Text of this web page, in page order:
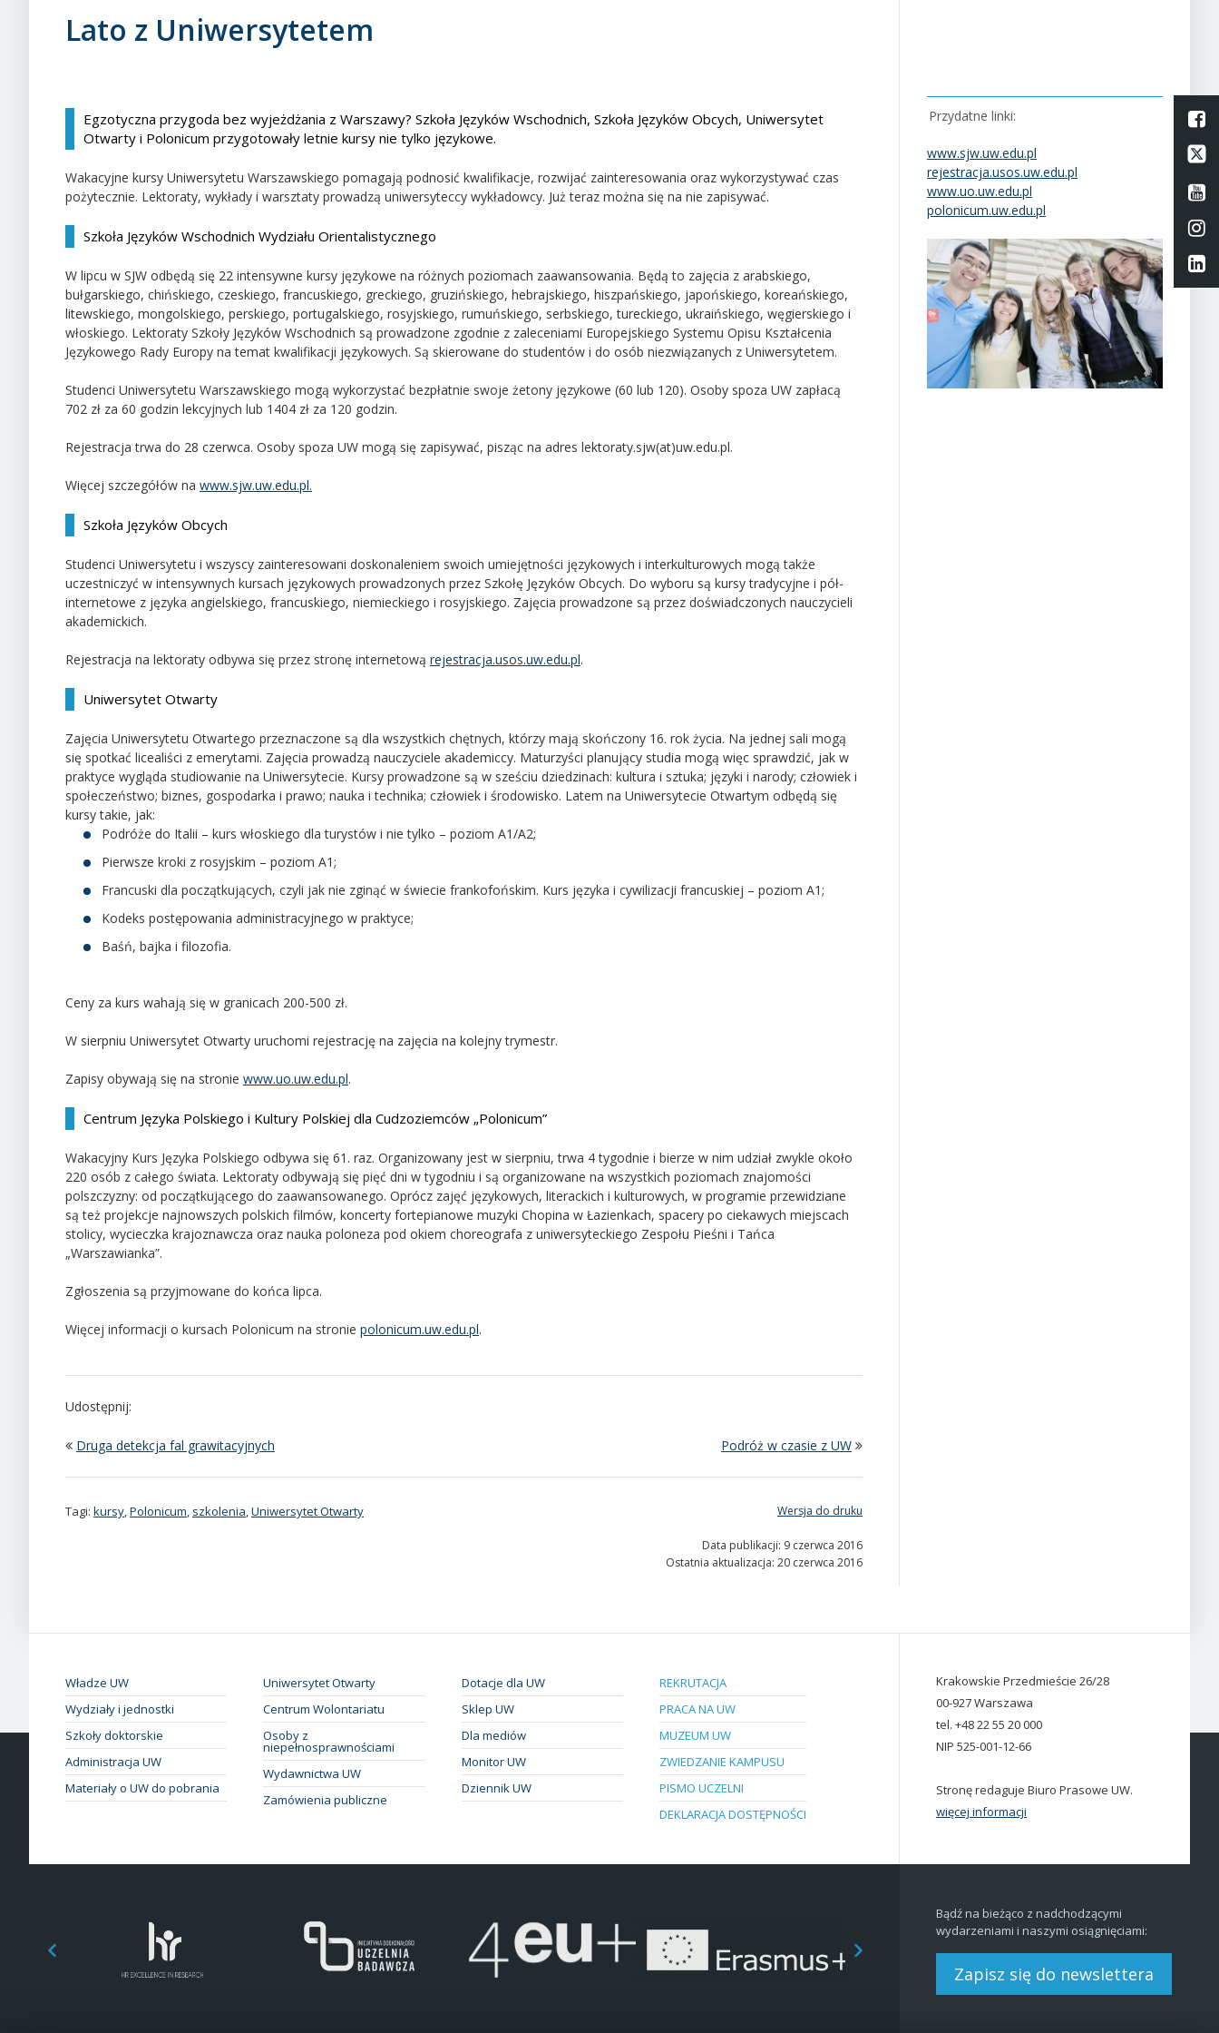
Lato z Uniwersytetem
Egzotyczna przygoda bez wyjeżdżania z Warszawy? Szkoła Języków Wschodnich, Szkoła Języków Obcych, Uniwersytet
Otwarty i Polonicum przygotowały letnie kursy nie tylko językowe.
Wakacyjne kursy Uniwersytetu Warszawskiego pomagają podnosić kwalifikacje, rozwijać zainteresowania oraz wykorzystywać czas
pożytecznie. Lektoraty, wykłady i warsztaty prowadzą uniwersyteccy wykładowcy. Już teraz można się na nie zapisywać.
Szkoła Języków Wschodnich Wydziału Orientalistycznego
W lipcu w SJW odbędą się 22 intensywne kursy językowe na różnych poziomach zaawansowania. Będą to zajęcia z arabskiego,
bułgarskiego, chińskiego, czeskiego, francuskiego, greckiego, gruzińskiego, hebrajskiego, hiszpańskiego, japońskiego, koreańskiego,
litewskiego, mongolskiego, perskiego, portugalskiego, rosyjskiego, rumuńskiego, serbskiego, tureckiego, ukraińskiego, węgierskiego i
włoskiego. Lektoraty Szkoły Języków Wschodnich są prowadzone zgodnie z zaleceniami Europejskiego Systemu Opisu Kształcenia
Językowego Rady Europy na temat kwalifikacji językowych. Są skierowane do studentów i do osób niezwiązanych z Uniwersytetem.
Studenci Uniwersytetu Warszawskiego mogą wykorzystać bezpłatnie swoje żetony językowe (60 lub 120). Osoby spoza UW zapłacą
702 zł za 60 godzin lekcyjnych lub 1404 zł za 120 godzin.
Rejestracja trwa do 28 czerwca. Osoby spoza UW mogą się zapisywać, pisząc na adres lektoraty.sjw(at)uw.edu.pl.
Więcej szczegółów na www.sjw.uw.edu.pl.
Szkoła Języków Obcych
Studenci Uniwersytetu i wszyscy zainteresowani doskonaleniem swoich umiejętności językowych i interkulturowych mogą także
uczestniczyć w intensywnych kursach językowych prowadzonych przez Szkołę Języków Obcych. Do wyboru są kursy tradycyjne i pół-
internetowe z języka angielskiego, francuskiego, niemieckiego i rosyjskiego. Zajęcia prowadzone są przez doświadczonych nauczycieli
akademickich.
Rejestracja na lektoraty odbywa się przez stronę internetową rejestracja.usos.uw.edu.pl.
Uniwersytet Otwarty
Zajęcia Uniwersytetu Otwartego przeznaczone są dla wszystkich chętnych, którzy mają skończony 16. rok życia. Na jednej sali mogą
się spotkać licealiści z emerytami. Zajęcia prowadzą nauczyciele akademiccy. Maturzyści planujący studia mogą więc sprawdzić, jak w
praktyce wygląda studiowanie na Uniwersytecie. Kursy prowadzone są w sześciu dziedzinach: kultura i sztuka; języki i narody; człowiek i
społeczeństwo; biznes, gospodarka i prawo; nauka i technika; człowiek i środowisko. Latem na Uniwersytecie Otwartym odbędą się
kursy takie, jak:
Podróże do Italii – kurs włoskiego dla turystów i nie tylko – poziom A1/A2;
Pierwsze kroki z rosyjskim – poziom A1;
Francuski dla początkujących, czyli jak nie zginąć w świecie frankofońskim. Kurs języka i cywilizacji francuskiej – poziom A1;
Kodeks postępowania administracyjnego w praktyce;
Baśń, bajka i filozofia.
Ceny za kurs wahają się w granicach 200-500 zł.
W sierpniu Uniwersytet Otwarty uruchomi rejestrację na zajęcia na kolejny trymestr.
Zapisy obywają się na stronie www.uo.uw.edu.pl.
Centrum Języka Polskiego i Kultury Polskiej dla Cudzoziemców „Polonicum”
Wakacyjny Kurs Języka Polskiego odbywa się 61. raz. Organizowany jest w sierpniu, trwa 4 tygodnie i bierze w nim udział zwykle około
220 osób z całego świata. Lektoraty odbywają się pięć dni w tygodniu i są organizowane na wszystkich poziomach znajomości
polszczyzny: od początkującego do zaawansowanego. Oprócz zajęć językowych, literackich i kulturowych, w programie przewidziane
są też projekcje najnowszych polskich filmów, koncerty fortepianowe muzyki Chopina w Łazienkach, spacery po ciekawych miejscach
stolicy, wycieczka krajoznawcza oraz nauka poloneza pod okiem choreografa z uniwersyteckiego Zespołu Pieśni i Tańca
„Warszawianka”.
Zgłoszenia są przyjmowane do końca lipca.
Więcej informacji o kursach Polonicum na stronie polonicum.uw.edu.pl.
Udostępnij:
Druga detekcja fal grawitacyjnych Podróż w czasie z UW
Tagi: kursy,Polonicum, szkolenia,Uniwersytet Otwarty Wersja do druku
Data publikacji: 9 czerwca 2016
Ostatnia aktualizacja: 20 czerwca 2016
Przydatne linki:
www.sjw.uw.edu.pl
rejestracja.usos.uw.edu.pl
www.uo.uw.edu.pl
polonicum.uw.edu.pl
Władze UW
Wydziały i jednostki
Szkoły doktorskie
Administracja UW
Materiały o UW do pobrania
Uniwersytet Otwarty
Centrum Wolontariatu
Osoby z
niepełnosprawnościami
Wydawnictwa UW
Zamówienia publiczne
Dotacje dla UW
Sklep UW
Dla mediów
Monitor UW
Dziennik UW
REKRUTACJA
PRACA NA UW
MUZEUM UW
ZWIEDZANIE KAMPUSU
PISMO UCZELNI
DEKLARACJA DOSTĘPNOŚCI
Krakowskie Przedmieście 26/28
00-927 Warszawa
tel. +48 22 55 20 000
NIP 525-001-12-66
Stronę redaguje Biuro Prasowe UW.
więcej informacji
Bądź na bieżąco z nadchodzącymi
wydarzeniami i naszymi osiągnięciami:
Zapisz się do newslettera